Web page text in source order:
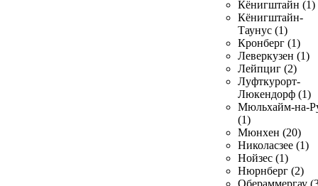
Кёнигштайн (1)
Кёнигштайн-
Таунус (1)
Кронберг (1)
Леверкузен (1)
Лейпциг (2)
Луфткурорт-
Люкендорф (1)
Мюльхайм-на-
(1)
Мюнхен (20)
Николасзее (1)
Нойзес (1)
Нюрнберг (2)
Обераммергау